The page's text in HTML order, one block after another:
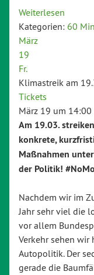
Weiterlesen
Kategorien: 60
März
19
Fr.
Klimastreik am
Tickets
März 19 um 14:00
Am 19.03.
konkrete,
Maßnahmen
der Politik!
Nachdem wir im
Jahr sehr viel die
vor allem
Verkehr sehen
Autopolitik. Der
gerade die